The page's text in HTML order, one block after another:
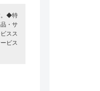
。◆特
・サ
スス
ビス